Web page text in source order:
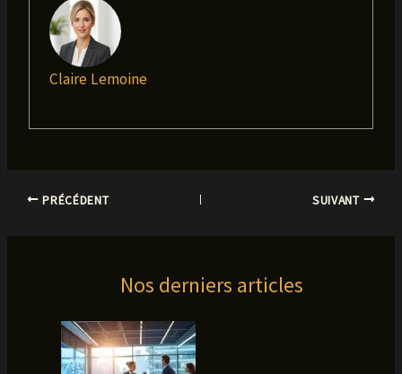
Claire Lemoine
PRÉCÉDENT SUIVANT
Nos derniers articles